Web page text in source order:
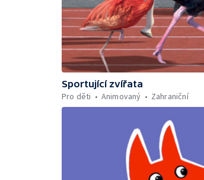
Sportující zvířata
Pro děti
Animovaný Zahraniční